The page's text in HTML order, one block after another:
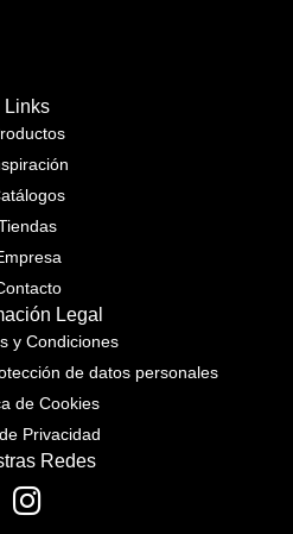
Links
Legal
y Condiciones
de datos personales
de Cookies
Privacidad
Redes